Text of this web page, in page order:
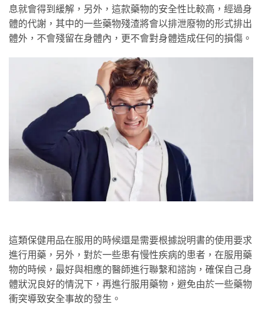
息就會得到緩解，另外，這款藥物的安全性比較高，經過身
體的代謝，其中的一些藥物殘渣將會以排泄廢物的形式排出
體外，不會殘留在身體內，更不會對身體造成任何的損傷。
這類保健用品在服用的時候還是需要根據說明書的使用要求
進行用藥，另外，對於一些患有慢性疾病的患者，在服用藥
物的時候，最好與相應的醫師進行聯繫和諮詢，確保自己身
體狀況良好的情況下，再進行服用藥物，避免由於一些藥物
衝突導致安全事故的發生。